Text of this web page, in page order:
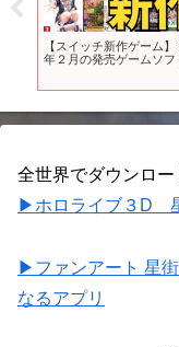
【スイッチ新作ゲーム】
年２月の発売ゲームソフ
全世界でダウンロー
▶ホロライブ３D
▶ファンアート 星
なるアプリ